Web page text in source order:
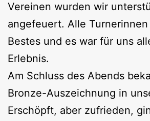
Vereinen wurden wir
angefeuert. Alle
Bestes und es war für uns
Erlebnis.
Am Schluss des Abends
Bronze-Auszeichnung in
Erschöpft, aber zufrieden,